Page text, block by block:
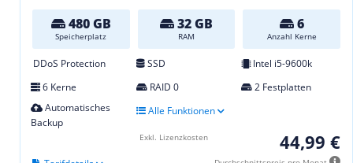
480 GB
Speicherplatz
32 GB
RAM
6
Anzahl Kerne
DDoS Protection SSD
Intel i5-9600k
6 Kerne
RAID 0
2 Festplatten
Automatisches
Backup
Alle Funktionen
44,99 €
Exkl. Lizenzkosten